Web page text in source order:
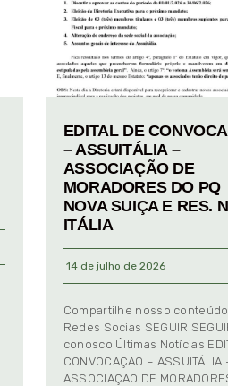
EDITAL DE
– ASSUITÁLIA –
ASSOCIAÇÃO DE
MORADORES DO PQ
NOVA SUIÇA E RES.
ITÁLIA
14 de julho de 2026
Compartilhe nosso
Redes Socias SEGUIR
conosco Últimas Notícias
CONVOCAÇÃO – ASSUITÁLIA
ASSOCIAÇÃO DE